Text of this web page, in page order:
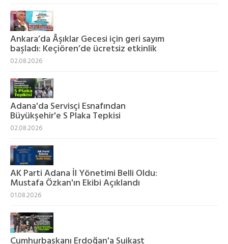
Ankara’da Âşıklar Gecesi için geri sayım
başladı: Keçiören’de ücretsiz etkinlik
02.08.2026
Adana'da Servisçi Esnafından
Büyükşehir'e S Plaka Tepkisi
02.08.2026
AK Parti Adana İl Yönetimi Belli Oldu:
Mustafa Özkan'ın Ekibi Açıklandı
01.08.2026
Cumhurbaşkanı Erdoğan'a Suikast